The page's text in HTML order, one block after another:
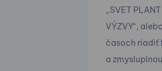
„SVET
VÝZVY“,
časoch riadiť
a